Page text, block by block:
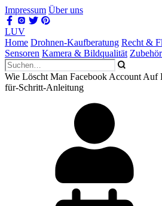
Impressum Über uns
LUV
Home Drohnen-Kaufberatung Recht &
Sensoren Kamera & Bildqualität
Wie Löscht Man Facebook Account Auf
für-Schritt-Anleitung